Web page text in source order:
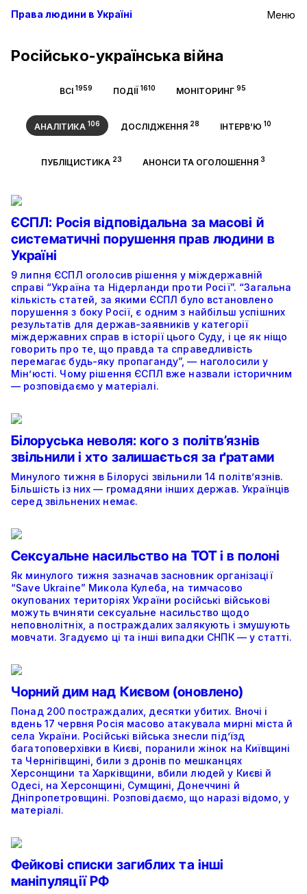
Меню
Права людини в Україні
Російсько-українська війна
ВСІ 1959 ПОДІЇ 1610 МОНІТОРИНГ 95
АНАЛІТИКА 106 ДОСЛІДЖЕННЯ 28 ІНТЕРВ’Ю 10
ПУБЛІЦИСТИКА 23 АНОНСИ ТА ОГОЛОШЕННЯ3
ЄСПЛ: Росія відповідальна за масові й
систематичні порушення прав людини в
Україні
9 липня ЄСПЛ оголосив рішення у міждержавній
справі “Україна та Нідерланди проти Росії”. “Загальна
кількість статей, за якими ЄСПЛ було встановлено
порушення з боку Росії, є одним з найбільш успішних
результатів для держав-заявників у категорії
міждержавних справ в історії цього Суду, і це як ніщо
говорить про те, що правда та справедливість
перемагає будь-яку пропаганду”, — наголосили у
Мін’юсті. Чому рішення ЄСПЛ вже назвали історичним
— розповідаємо у матеріалі.
Білоруська неволя: кого з політв’язнів
звільнили і хто залишається за ґратами
Минулого тижня в Білорусі звільнили 14 політв’язнів.
Більшість із них — громадяни інших держав. Українців
серед звільнених немає.
Сексуальне насильство на ТОТ і в полоні
Як минулого тижня зазначав засновник організації
“Save Ukraine” Микола Кулеба, на тимчасово
окупованих територіях України російські військові
можуть вчиняти сексуальне насильство щодо
неповнолітніх, а постраждалих залякують і змушують
мовчати. Згадуємо ці та інші випадки СНПК — у статті.
Чорний дим над Києвом (оновлено)
Понад 200 постраждалих, десятки убитих. Вночі і
вдень 17 червня Росія масово атакувала мирні міста й
села України. Російські війська знесли під’їзд
багатоповерхівки в Києві, поранили жінок на Київщині
та Чернігівщині, били з дронів по мешканцях
Херсонщини та Харківщини, вбили людей у Києві й
Одесі, на Херсонщині, Сумщині, Донеччині й
Дніпропетровщині. Розповідаємо, що наразі відомо, у
матеріалі.
Фейкові списки загиблих та інші
маніпуляції РФ